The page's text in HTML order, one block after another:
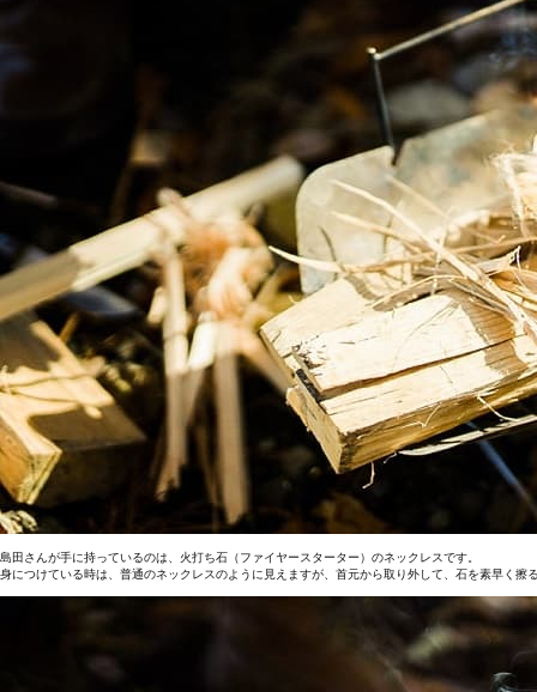
島田さんが手に持っているのは、火打ち石（ファイヤースターター）のネックレスです。
身につけている時は、普通のネックレスのように見えますが、首元から取り外して、石を素早く擦